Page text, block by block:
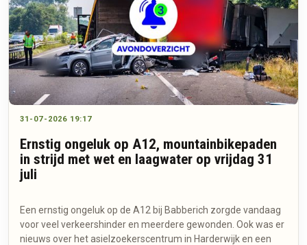
31-07-2026 19:17
Ernstig ongeluk op A12, mountainbikepaden
in strijd met wet en laagwater op vrijdag 31
juli
Een ernstig ongeluk op de A12 bij Babberich zorgde vandaag
voor veel verkeershinder en meerdere gewonden. Ook was er
nieuws over het asielzoekerscentrum in Harderwijk en een